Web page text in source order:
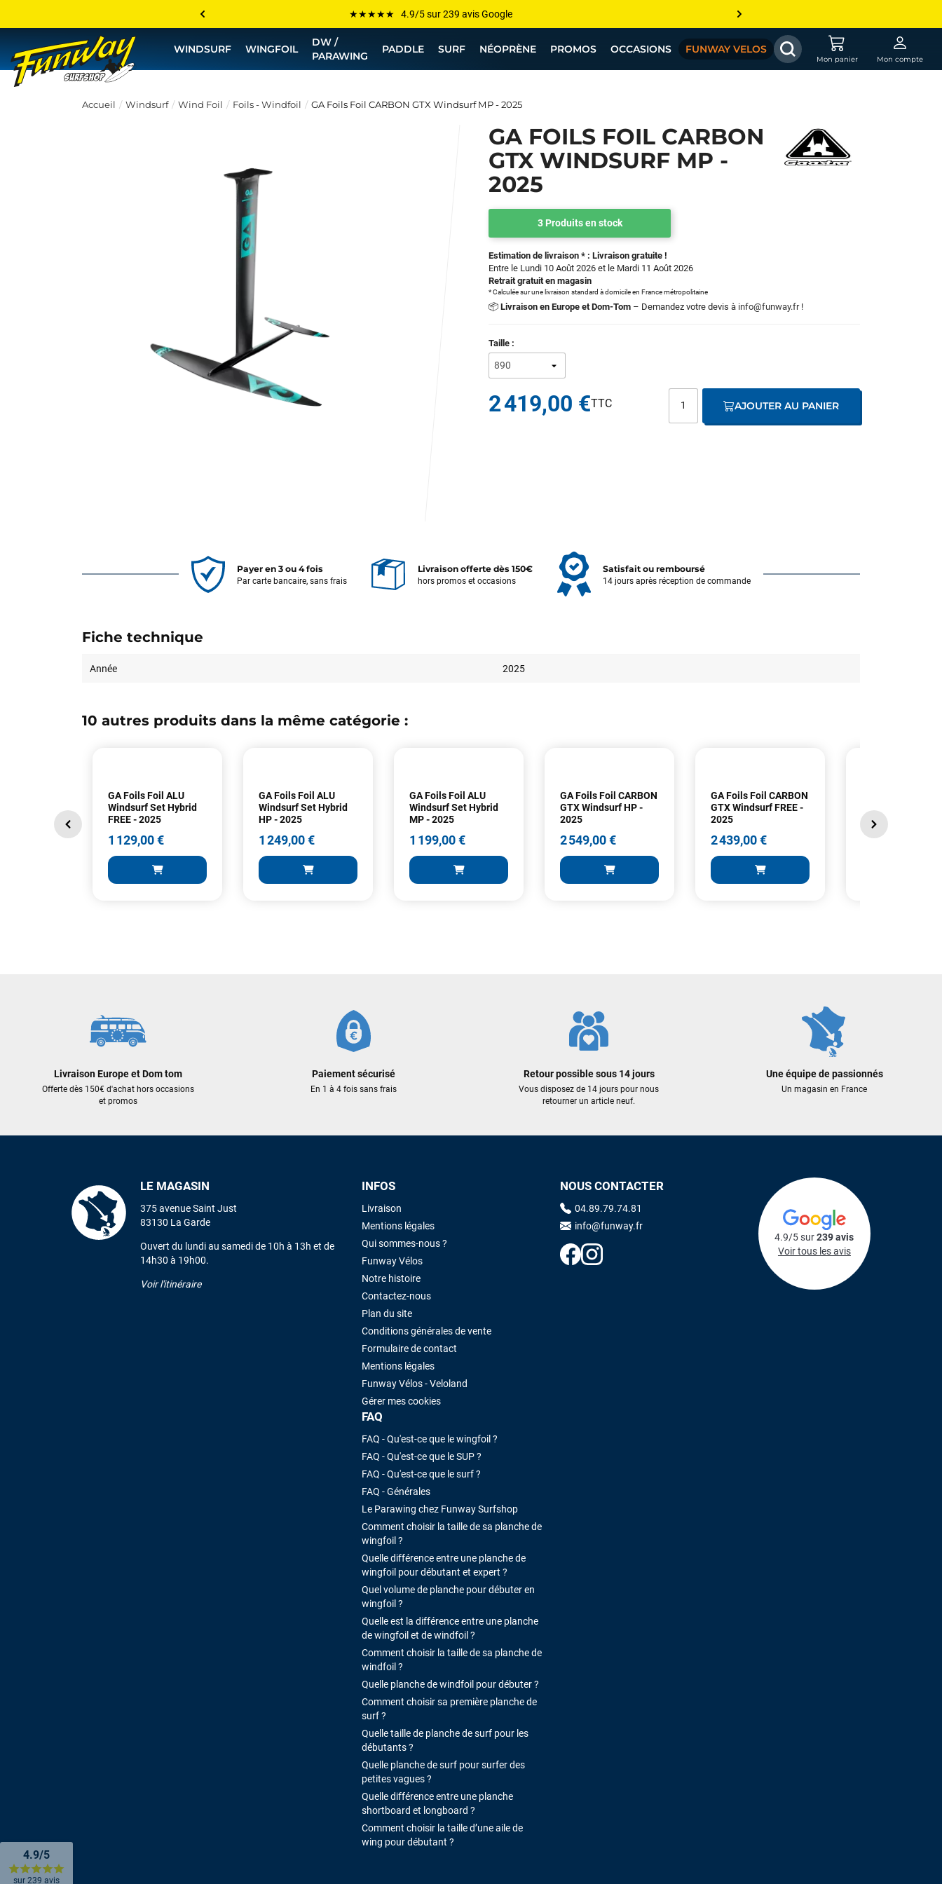
Les plus grandes marques sont chez Funway
Jusqu’à -75% de remise sur le windsurf, wingfoil, etc...
💰 Meilleur prix garanti — Moins cher ailleurs ? On s’aligne !
WINDSURF WINGFOIL
DW /
PARAWING
PADDLE SURF NÉOPRÈNE PROMOS OCCASIONS FUNWAY VELOS
Mon panier Mon compte
Accueil Windsurf Wind Foil Foils - Windfoil GA Foils Foil CARBON GTX Windsurf MP - 2025
GA FOILS FOIL CARBON
GTX WINDSURF MP -
2025
3 Produits en stock
Estimation de livraison * : Livraison gratuite !
Entre le Lundi 10 Août 2026 et le Mardi 11 Août 2026
Retrait gratuit en magasin
* Calculée sur une livraison standard à domicile en France métropolitaine
📦 Livraison en Europe et Dom-Tom – Demandez votre devis à info@funway.fr!
Taille :
2 419,00 € AJOUTER AU PANIER
Payer en 3 ou 4 fois
Par carte bancaire, sans frais
Livraison offerte dès 150€
hors promos et occasions
Satisfait ou remboursé
14 jours après réception de commande
Fiche technique
Année 2025
10 autres produits dans la même catégorie :
GA Foils Foil ALU
Windsurf Set Hybrid
FREE - 2025
1 129,00 €
GA Foils Foil ALU
Windsurf Set Hybrid
HP - 2025
1 249,00 €
GA Foils Foil ALU
Windsurf Set Hybrid
MP - 2025
1 199,00 €
GA Foils Foil CARBON
GTX Windsurf HP -
2025
2 549,00 €
GA Foils Foil CARBON
GTX Windsurf FREE -
2025
2 439,00 €
Phantom FR -
2 549,00 €
Livraison Europe et Dom tom
Offerte dès 150€ d'achat hors occasions
et promos
Paiement sécurisé
En 1 à 4 fois sans frais
Retour possible sous 14 jours
Vous disposez de 14 jours pour nous
retourner un article neuf.
Une équipe de passionnés
Un magasin en France
LE MAGASIN
375 avenue Saint Just
83130 La Garde
Ouvert du lundi au samedi de 10h à 13h et de
14h30 à 19h00.
Voir l'itinéraire
INFOS
Livraison
Mentions légales
Qui sommes-nous ?
Funway Vélos
Notre histoire
Contactez-nous
Plan du site
Conditions générales de vente
Formulaire de contact
Mentions légales
Funway Vélos - Veloland
Gérer mes cookies
FAQ
FAQ - Qu'est-ce que le wingfoil ?
FAQ - Qu'est-ce que le SUP ?
FAQ - Qu'est-ce que le surf ?
FAQ - Générales
Le Parawing chez Funway Surfshop
Comment choisir la taille de sa planche de
wingfoil ?
Quelle différence entre une planche de
wingfoil pour débutant et expert ?
Quel volume de planche pour débuter en
wingfoil ?
Quelle est la différence entre une planche
de wingfoil et de windfoil ?
Comment choisir la taille de sa planche de
windfoil ?
Quelle planche de windfoil pour débuter ?
Comment choisir sa première planche de
surf ?
Quelle taille de planche de surf pour les
débutants ?
Quelle planche de surf pour surfer des
petites vagues ?
Quelle différence entre une planche
shortboard et longboard ?
Comment choisir la taille d’une aile de
wing pour débutant ?
NOUS CONTACTER
04.89.79.74.81
info@funway.fr
4.9/5 sur239 avis
Voir tous les avis
4.9/5
sur 239 avis
François
il y a un mois
J’ai commandé un pack via leur site internet. À peine la commande
caractéristiques des équipements, me conseiller sur le matériel à choisir,
et m’a même offert du matériel en plus. Niveau réactivité, c’est au top :
trouvé une pépite à laquelle je n'aurais jamais pensé ! Excellent conseil
excellent prix et en plus super sympas. Merci encore pour cette severne
dyno !
Maronui RICHMOND
il y a 3 mois
J'ai acheté une voile d'occasion depuis Tahiti. Super service. L'envoi a